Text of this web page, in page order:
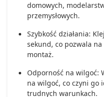
domowych,
przemysłowych.
Szybkość działania:
sekund, co pozwala
montaż.
Odporność na wilgoć:
na wilgoć, co czyni go
trudnych warunkach.